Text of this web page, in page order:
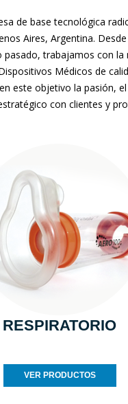
de base tecnológica
Aires, Argentina.
pasado, trabajamos con la
Médicos de
este objetivo la pasión,
con clientes y
RESPIRATORIO
VER PRODUCTOS